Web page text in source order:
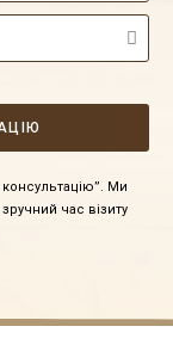
консультацію”. Ми
час візиту